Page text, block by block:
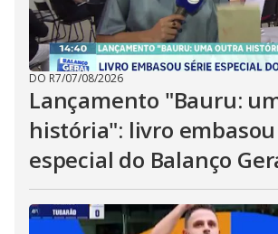
DO R7/07/08/2026
Lançamento "Bauru:
história": livro
especial do Balanço